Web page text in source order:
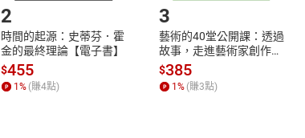
2
時間的起源：史蒂芬．霍
金的最終理論【電子書】
$455
1% (賺4點)
3
藝術的40堂公開課：透過
故事，走進藝術家創作現
場，看藝術如何誕生、如
何形塑人類生活【電子
書】
$385
1% (賺3點)